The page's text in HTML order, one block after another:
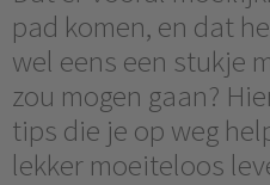
pad komen, en dat
wel eens een stukje
zou mogen gaan?
tips die je op weg
lekker moeiteloos